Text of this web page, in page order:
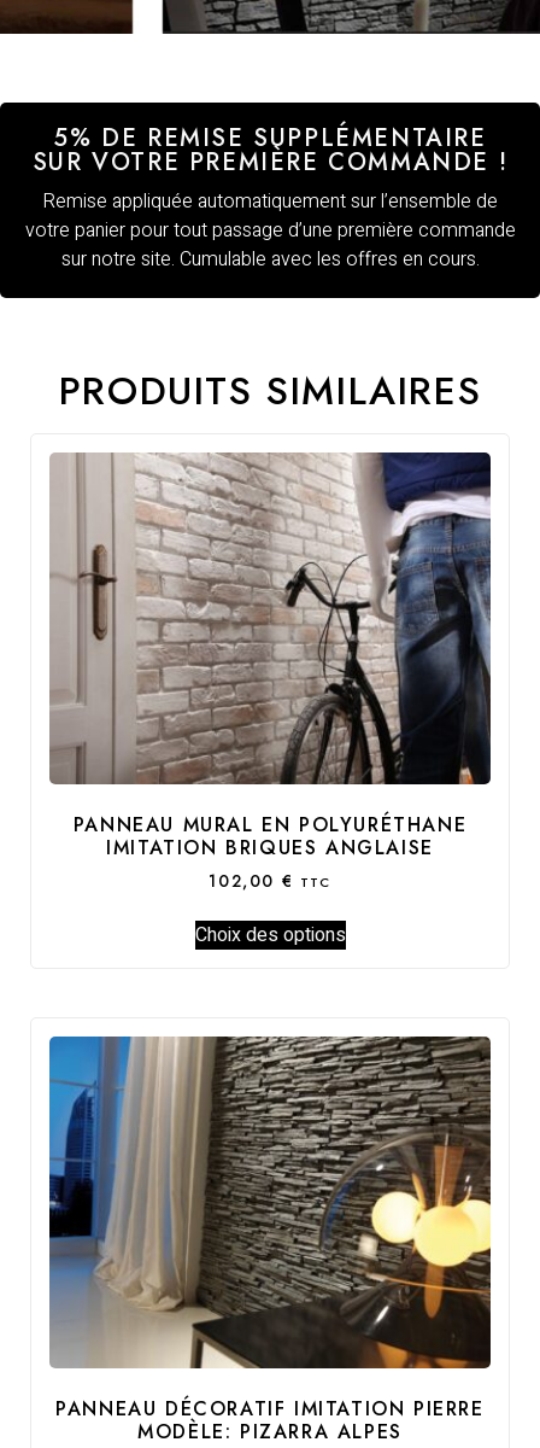
5% DE REMISE SUPPLÉMENTAIRE
SUR VOTRE PREMIÈRE COMMANDE !
Remise appliquée automatiquement sur l’ensemble de
votre panier pour tout passage d’une première commande
sur notre site. Cumulable avec les offres en cours.
PRODUITS SIMILAIRES
PANNEAU MURAL EN POLYURÉTHANE
IMITATION BRIQUES ANGLAISE
102,00 € TTC
Choix des options
PANNEAU DÉCORATIF IMITATION PIERRE
MODÈLE: PIZARRA ALPES